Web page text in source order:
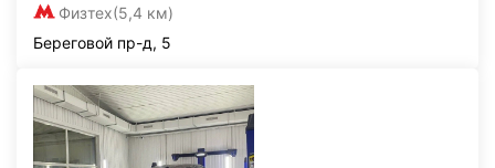
Физтех(5,4 км)
Береговой пр-д, 5